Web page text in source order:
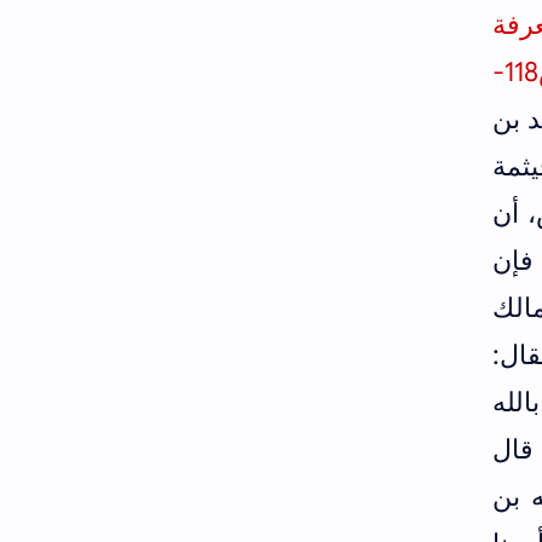
118-
بن
أن
فإن
قال
بن